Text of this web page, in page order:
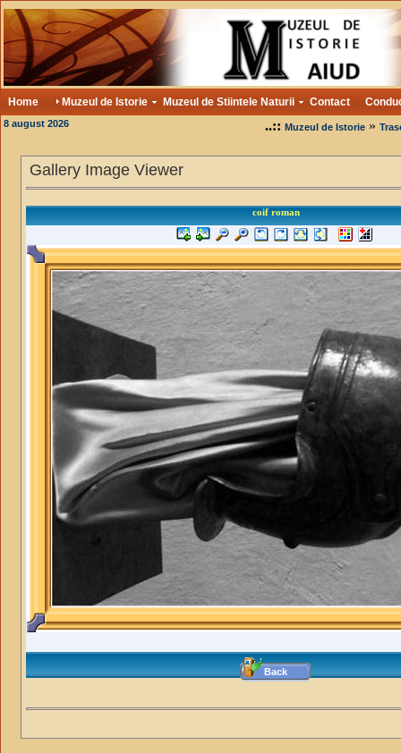
Home Muzeul de Istorie Muzeul de Stiintele Naturii Contact
8 august 2026 ..:: Muzeul de Istorie»
Gallery Image Viewer
coif roman